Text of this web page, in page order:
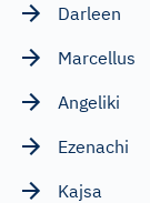
Darleen
Marcellus
Angeliki
Ezenachi
Kajsa